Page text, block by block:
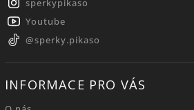
sperkypikaso
Youtube
@sperky.pikaso
INFORMACE PRO VÁS